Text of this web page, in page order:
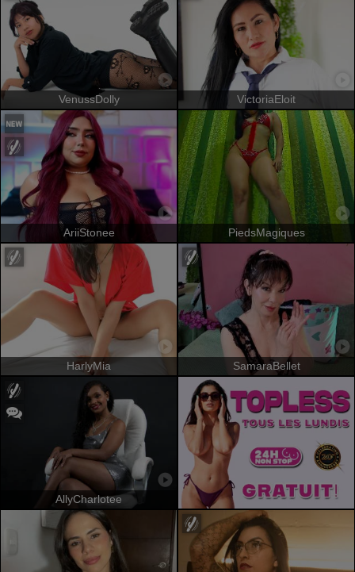
VenussDolly VictoriaEloit
AriiStonee PiedsMagiques
HarlyMia SamaraBellet
AllyCharlotee